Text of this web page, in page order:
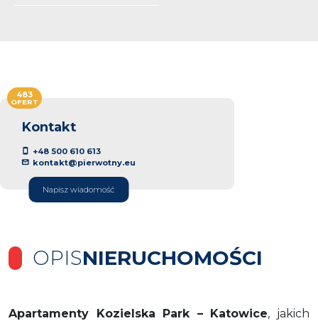
Kontakt
+48 500 610 613
kontakt@pierwotny.eu
Napisz wiadomość
483
OFERT
OPISNIERUCHOMOŚCI
Apartamenty Kozielska Park – Katowice, jakich